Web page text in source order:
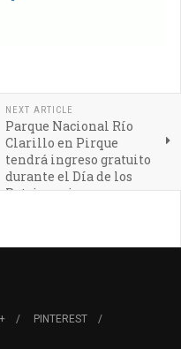
NEXT ARTICLE
Parque Nacional Río
Clarillo en Pirque
tendrá ingreso gratuito
durante el Día de los
Patrimonios
PINTEREST